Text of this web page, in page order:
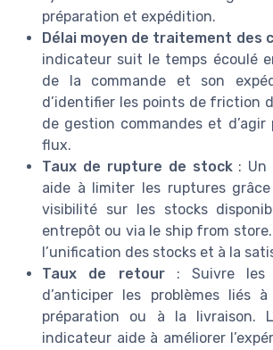
préparation et expédition.
Délai moyen de traitement des
indicateur suit le temps écoulé
de la commande et son
d’identifier les points de friction
de gestion commandes et d’agir
flux.
Taux de rupture de stock: Un
aide à limiter les ruptures
visibilité sur les stocks
entrepôt ou via le ship from
l’unification des stocks et à la
Taux de retour: Suivre les
d’anticiper les problèmes liés
préparation ou à la livraison.
indicateur aide à améliorer